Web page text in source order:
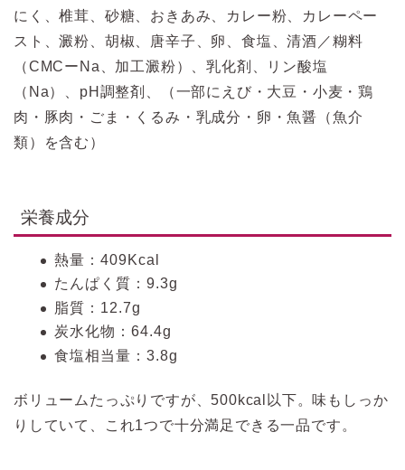
にく、椎茸、砂糖、おきあみ、カレー粉、カレーペー
スト、澱粉、胡椒、唐辛子、卵、食塩、清酒／糊料
（CMCーNa、加工澱粉）、乳化剤、リン酸塩
（Na）、pH調整剤、（一部にえび・大豆・小麦・鶏
肉・豚肉・ごま・くるみ・乳成分・卵・魚醤（魚介
類）を含む）
栄養成分
熱量：409Kcal
たんぱく質：9.3g
脂質：12.7g
炭水化物：64.4g
食塩相当量：3.8g
ボリュームたっぷりですが、500kcal以下。味もしっか
りしていて、これ1つで十分満足できる一品です。